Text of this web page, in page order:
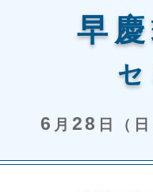
早慶
セ
6 月 28 日（日